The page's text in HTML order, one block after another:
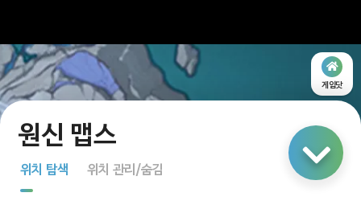
게임닷
링크 공유
위치 탐색 위치 관리/숨김